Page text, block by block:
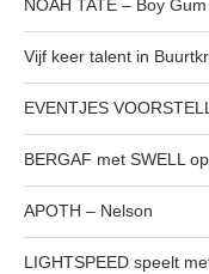
NOAH TATE – Boy Gum
Vijf keer talent in
EVENTJES
BERGAF met SWELL
APOTH – Nelson
LIGHTSPEED speelt